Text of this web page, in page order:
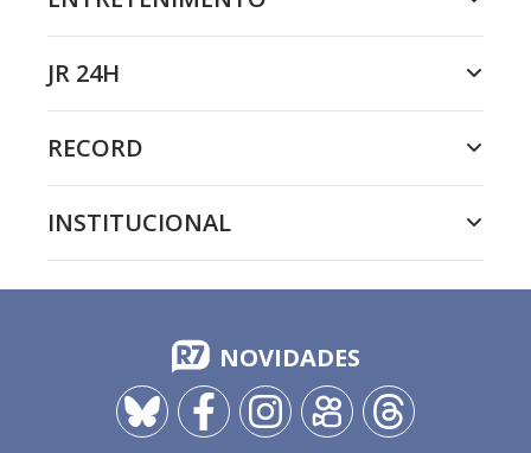
JR 24H
RECORD
INSTITUCIONAL
NOVIDADES